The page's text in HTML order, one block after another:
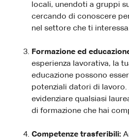
locali, unendoti a gruppi
cercando di conoscere
nel settore che ti
Formazione ed
esperienza lavorativa, la
educazione possono
potenziali datori di lavoro.
evidenziare qualsiasi
di formazione che hai
Competenze trasferibili: